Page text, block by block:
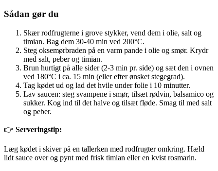
Sådan gør du
Skær rodfrugterne i grove stykker, vend dem i olie, salt og
timian. Bag dem 30-40 min ved 200°C.
Steg oksemørbraden på en varm pande i olie og smør. Krydr
med salt, peber og timian.
Brun hurtigt på alle sider (2-3 min pr. side) og sæt den i ovnen
ved 180°C i ca. 15 min (eller efter ønsket stegegrad).
Tag kødet ud og lad det hvile under folie i 10 minutter.
Lav saucen: steg svampene i smør, tilsæt rødvin, balsamico og
sukker. Kog ind til det halve og tilsæt fløde. Smag til med salt
og peber.
👉 Serveringstip:
Læg kødet i skiver på en tallerken med rodfrugter omkring. Hæld
lidt sauce over og pynt med frisk timian eller en kvist rosmarin.